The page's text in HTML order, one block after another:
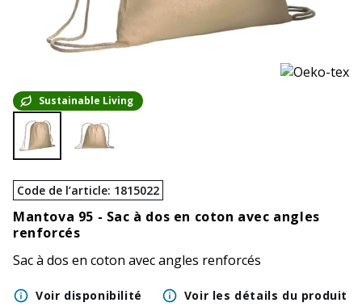
Sustainable Living
Code de l’article: 1815022
Mantova 95 - Sac à dos en coton avec angles
renforcés
Sac à dos en coton avec angles renforcés
Voir disponibilité Voir les détails du produit